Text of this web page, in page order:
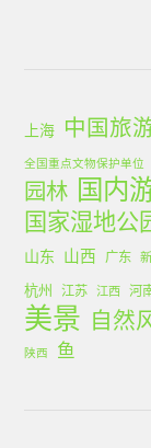
上海 中国旅
全国重点文物保护单位
园林 国内
国家湿地公
山东 山西 广东
杭州 江苏 江西 河
美景 自然
陕西 鱼